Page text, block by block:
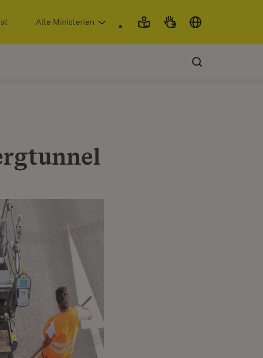
(Öffnet in neuem Fenster)
Alle Ministerien